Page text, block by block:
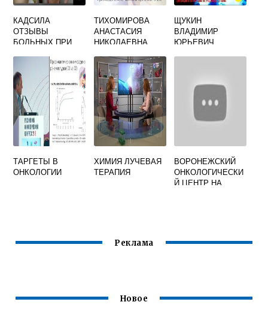
КАДСИЛА
ОТЗЫВЫ
БОЛЬНЫХ ПРИ
ТИХОМИРОВА
АНАСТАСИЯ
НИКОЛАЕВНА
ОТЗЫВЫ
ЩУКИН
ВЛАДИМИР
ЮРЬЕВИЧ
ТАРГЕТЫ В
ОНКОЛОГИИ
ХИМИЯ ЛУЧЕВАЯ
ТЕРАПИЯ
ВОРОНЕЖСКИЙ
ОНКОЛОГИЧЕСКИ
Й ЦЕНТР НА
Реклама
Новое